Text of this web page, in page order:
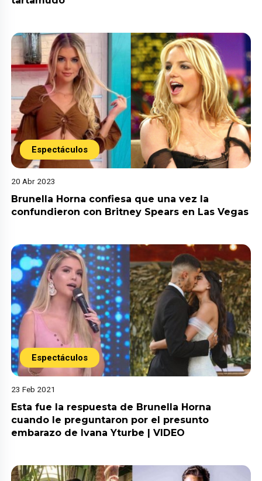
Espectáculos
20 Abr 2023
Brunella Horna confiesa que una vez la
confundieron con Britney Spears en Las Vegas
Espectáculos
23 Feb 2021
Esta fue la respuesta de Brunella Horna
cuando le preguntaron por el presunto
embarazo de Ivana Yturbe | VIDEO